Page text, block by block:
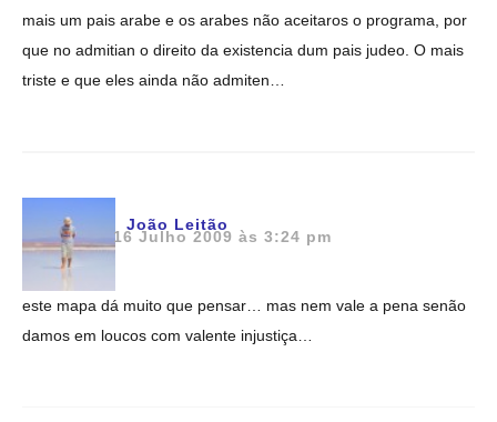
mais um pais arabe e os arabes não aceitaros o programa, por
que no admitian o direito da existencia dum pais judeo. O mais
triste e que eles ainda não admiten…
João Leitão
16 Julho 2009 às 3:24 pm
este mapa dá muito que pensar… mas nem vale a pena senão
damos em loucos com valente injustiça…